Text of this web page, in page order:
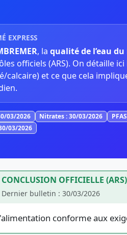
EXPRESS
, la qualité de l’eau
officiels (ARS). On détaille ici
calcaire) et ce que cela
03/2026 Nitrates : 30/03/2026
03/2026
CONCLUSION OFFICIELLE (ARS)
Dernier bulletin : 30/03/2026
conforme aux